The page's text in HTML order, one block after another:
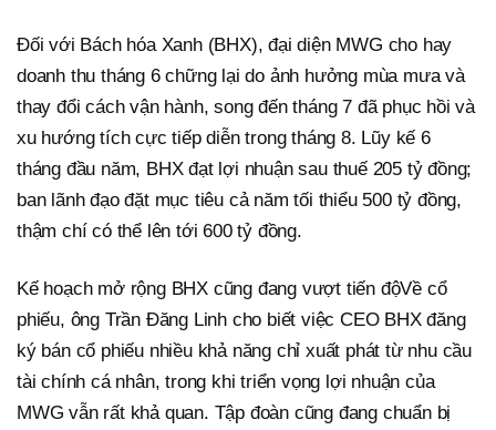
Đối với Bách hóa Xanh (BHX), đại diện MWG cho hay
doanh thu tháng 6 chững lại do ảnh hưởng mùa mưa và
thay đổi cách vận hành, song đến tháng 7 đã phục hồi và
xu hướng tích cực tiếp diễn trong tháng 8. Lũy kế 6
tháng đầu năm, BHX đạt lợi nhuận sau thuế 205 tỷ đồng;
ban lãnh đạo đặt mục tiêu cả năm tối thiểu 500 tỷ đồng,
thậm chí có thể lên tới 600 tỷ đồng.
Kế hoạch mở rộng BHX cũng đang vượt tiến độVề cổ
phiếu, ông Trần Đăng Linh cho biết việc CEO BHX đăng
ký bán cổ phiếu nhiều khả năng chỉ xuất phát từ nhu cầu
tài chính cá nhân, trong khi triển vọng lợi nhuận của
MWG vẫn rất khả quan. Tập đoàn cũng đang chuẩn bị